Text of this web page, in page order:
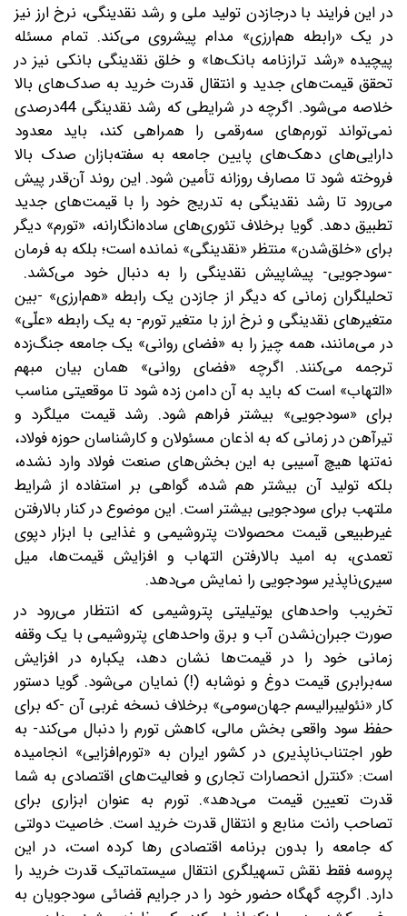
در این فرایند با درجازدن تولید ملی و رشد نقدینگی، نرخ ارز نیز
در یک «رابطه هم‌ارزی» مدام پیشروی می‌کند. تمام مسئله
پیچیده «رشد ترازنامه بانک‌ها» و خلق نقدینگی بانکی نیز در
تحقق قیمت‌های جدید و انتقال قدرت خرید به صدک‌های بالا
خلاصه می‌شود. اگرچه در شرایطی که رشد نقدینگی 44درصدی
نمی‌تواند تورم‌های سه‌رقمی را همراهی کند، باید معدود
دارایی‌های دهک‌های پایین جامعه به سفته‌بازان صدک بالا
فروخته شود تا مصارف روزانه تأمین شود. این روند آن‌قدر پیش
می‌رود تا رشد نقدینگی به تدریج خود را با قیمت‌های جدید
تطبیق دهد. گویا برخلاف تئوری‌های ساده‌انگارانه، «تورم» دیگر
برای «خلق‌شدن» منتظر «نقدینگی» نمانده است؛ بلکه به فرمان
-سودجویی- پیشاپیش نقدینگی را به دنبال خود می‌کشد.
تحلیلگران زمانی که دیگر از جازدن یک رابطه «هم‌ارزی» -بین
متغیرهای نقدینگی و نرخ ارز با متغیر تورم- به یک رابطه «علّی»
در می‌مانند، همه چیز را به «فضای روانی» یک جامعه جنگ‌زده
ترجمه می‌کنند. اگرچه «فضای روانی» همان بیان مبهم
«التهاب» است که باید به آن دامن زده شود تا موقعیتی مناسب
برای «سودجویی» بیشتر فراهم شود. رشد قیمت میلگرد و
تیرآهن در زمانی که به اذعان مسئولان و کارشناسان حوزه فولاد،
نه‌تنها هیچ آسیبی به این بخش‌های صنعت فولاد وارد نشده،
بلکه تولید آن بیشتر هم شده، گواهی بر استفاده از شرایط
ملتهب برای سودجویی بیشتر است. این موضوع در کنار بالارفتن
غیرطبیعی قیمت‌ محصولات پتروشیمی و غذایی‌ با ابزار دپوی
تعمدی، به امید بالارفتن التهاب و افزایش قیمت‌ها، میل
سیری‌ناپذیر سودجویی را نمایش می‌دهد.
تخریب واحدهای یوتیلیتی پتروشیمی که انتظار می‌رود در
صورت جبران‌نشدن آب و برق واحدهای پتروشیمی با یک وقفه
زمانی خود را در قیمت‌ها نشان دهد، یکباره در افزایش
سه‌برابری قیمت دوغ و نوشابه (!) نمایان می‌شود. گویا دستور
کار «نئولیبرالیسم جهان‌سومی» برخلاف نسخه غربی آن -که برای
حفظ سود واقعی بخش مالی، کاهش تورم را دنبال می‌کند- به
طور اجتناب‌ناپذیری در کشور ایران به «تورم‌افزایی» انجامیده
است: «کنترل انحصارات تجاری و فعالیت‌های اقتصادی به شما
قدرت تعیین قیمت می‌دهد». تورم به عنوان ابزاری برای
تصاحب رانت منابع و انتقال قدرت خرید است. خاصیت دولتی
که جامعه را بدون برنامه اقتصادی رها کرده است، در این
پروسه فقط نقش تسهیلگری انتقال سیستماتیک قدرت خرید را
دارد. اگرچه گهگاه حضور خود را در جرایم قضائی سودجویان به